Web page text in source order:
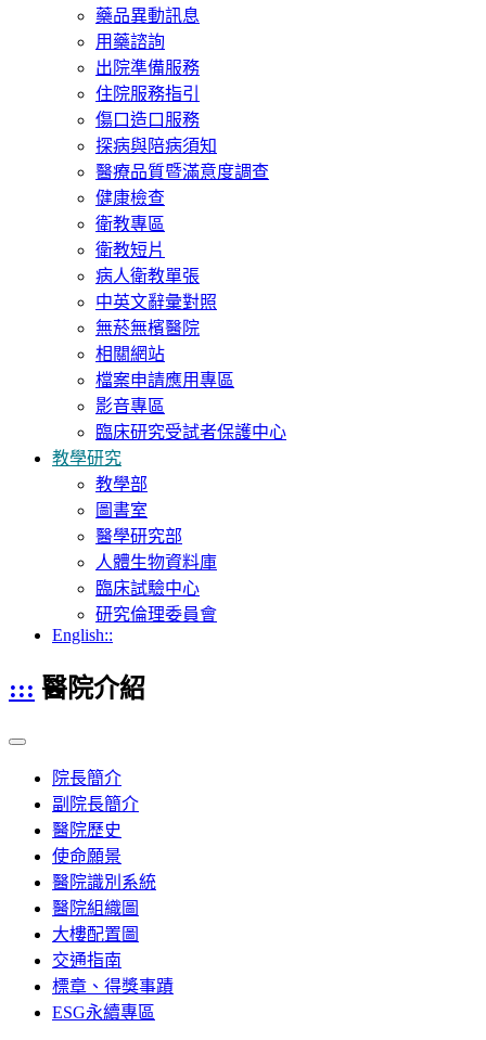
藥品異動訊息
用藥諮詢
出院準備服務
住院服務指引
傷口造口服務
探病與陪病須知
醫療品質暨滿意度調查
健康檢查
衛教專區
衛教短片
病人衛教單張
中英文辭彙對照
無菸無檳醫院
相關網站
檔案申請應用專區
影音專區
臨床研究受試者保護中心
教學研究
教學部
圖書室
醫學研究部
人體生物資料庫
臨床試驗中心
研究倫理委員會
English::
::: 醫院介紹
院長簡介
副院長簡介
醫院歷史
使命願景
醫院識別系統
醫院組織圖
大樓配置圖
交通指南
標章、得獎事蹟
ESG永續專區